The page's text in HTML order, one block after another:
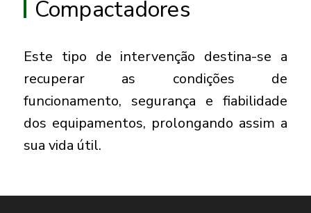
Compactadores
Este tipo de intervenção destina-se a
recuperar as condições de
funcionamento, segurança e fiabilidade
dos equipamentos, prolongando assim a
sua vida útil.